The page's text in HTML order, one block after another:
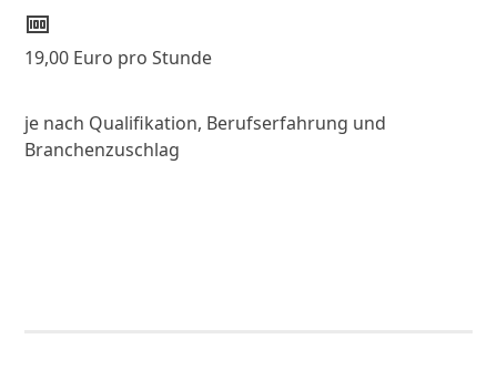
money
19,00 Euro pro Stunde
je nach Qualifikation, Berufserfahrung und
Branchenzuschlag